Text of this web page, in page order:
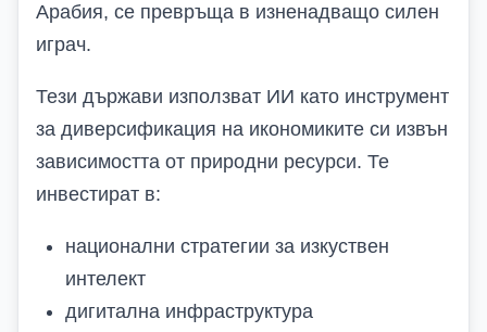
Арабия, се превръща в изненадващо силен
играч.
Тези държави използват ИИ като инструмент
за диверсификация на икономиките си извън
зависимостта от природни ресурси. Те
инвестират в:
национални стратегии за изкуствен
интелект
дигитална инфраструктура